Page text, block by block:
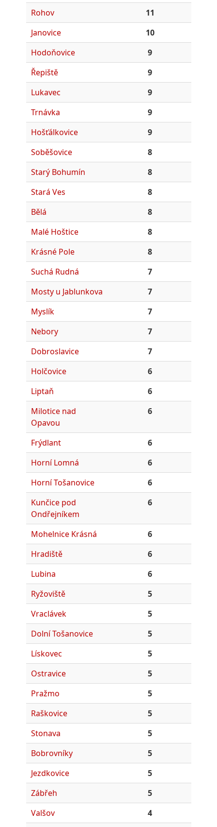
Rohov
11
Janovice
10
Hodoňovice
9
Řepiště
9
Lukavec
9
Trnávka
9
Hošťálkovice
9
Soběšovice
8
Starý Bohumín
8
Stará Ves
8
Bělá
8
Malé Hoštice
8
Krásné Pole
8
Suchá Rudná
7
Mosty u Jablunkova
7
Myslík
7
Nebory
7
Dobroslavice
7
Holčovice
6
Liptaň
6
Milotice nad
Opavou
6
Frýdlant
6
Horní Lomná
6
Horní Tošanovice
6
Kunčice pod
Ondřejníkem
6
Mohelnice Krásná
6
Hradiště
6
Lubina
6
Ryžoviště
5
Vraclávek
5
Dolní Tošanovice
5
Lískovec
5
Ostravice
5
Pražmo
5
Raškovice
5
Stonava
5
Bobrovníky
5
Jezdkovice
5
Zábřeh
5
Valšov
4